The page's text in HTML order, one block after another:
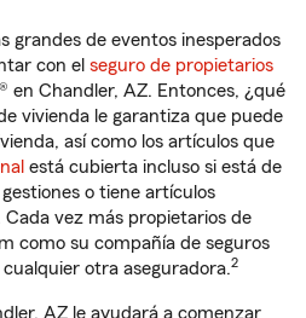
grandes de eventos inesperados
con el seguro de propietarios
en Chandler, AZ. Entonces, ¿qué
vivienda le garantiza que puede
así como los artículos que
está cubierta incluso si está de
o tiene artículos
vez más propietarios de
como su compañía de seguros
otra aseguradora.2
AZ le ayudará a comenzar